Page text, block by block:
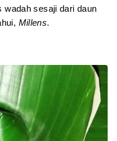
wadah sesaji dari daun
Millens.